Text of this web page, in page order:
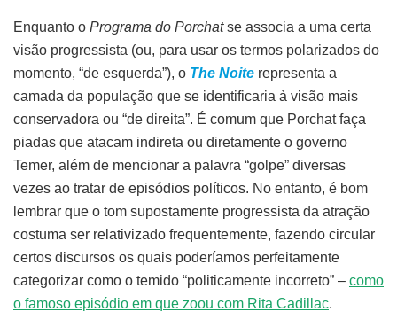
Enquanto o Programa do Porchatse associa a uma certa
visão progressista (ou, para usar os termos polarizados do
momento, “de esquerda”), o The Noite representa a
camada da população que se identificaria à visão mais
conservadora ou “de direita”. É comum que Porchat faça
piadas que atacam indireta ou diretamente o governo
Temer, além de mencionar a palavra “golpe” diversas
vezes ao tratar de episódios políticos. No entanto, é bom
lembrar que o tom supostamente progressista da atração
costuma ser relativizado frequentemente, fazendo circular
certos discursos os quais poderíamos perfeitamente
categorizar como o temido “politicamente incorreto” – como
o famoso episódio em que zoou com Rita Cadillac.